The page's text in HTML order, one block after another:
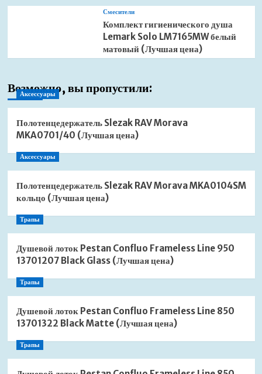
Смесители
Комплект гигиенического душа
Lemark Solo LM7165MW белый
матовый (Лучшая цена)
Возможно, вы пропустили:
Аксессуары
Полотенцедержатель Slezak RAV Morava
MKA0701/40 (Лучшая цена)
Аксессуары
Полотенцедержатель Slezak RAV Morava MKA0104SM
кольцо (Лучшая цена)
Трапы
Душевой лоток Pestan Confluo Frameless Line 950
13701207 Black Glass (Лучшая цена)
Трапы
Душевой лоток Pestan Confluo Frameless Line 850
13701322 Black Matte (Лучшая цена)
Трапы